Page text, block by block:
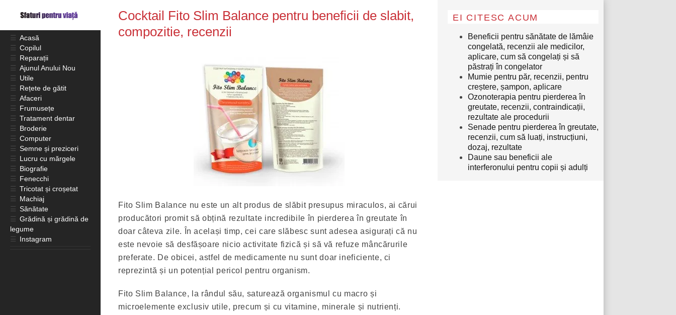
Cocktail Fito Slim Balance pentru beneficii de slabit,
compozitie, recenzii
Fito Slim Balance nu este un alt produs de slăbit presupus miraculos, ai cărui
producători promit să obțină rezultate incredibile în pierderea în greutate în
doar câteva zile. În același timp, cei care slăbesc sunt adesea asigurați că nu
este nevoie să desfășoare nicio activitate fizică și să vă refuze mâncărurile
preferate. De obicei, astfel de medicamente nu sunt doar ineficiente, ci
reprezintă și un potențial pericol pentru organism.
Fito Slim Balance, la rândul său, saturează organismul cu macro și
microelemente exclusiv utile, precum și cu vitamine, minerale și nutrienți.
EI CITESC ACUM
Beneficii pentru sănătate de lămâie
congelată, recenzii ale medicilor,
aplicare, cum să congelați și să
păstrați în congelator
Mumie pentru păr, recenzii, pentru
creștere, șampon, aplicare
Ozonoterapia pentru pierderea în
greutate, recenzii, contraindicații,
rezultate ale procedurii
Senade pentru pierderea în greutate,
recenzii, cum să luați, instrucțiuni,
dozaj, rezultate
Daune sau beneficii ale
interferonului pentru copii și adulți
☰ Acasă
☰ Copilul
☰ Reparații
☰ Ajunul Anului Nou
☰ Utile
☰ Rețete de gătit
☰ Afaceri
☰ Frumusețe
☰ Tratament dentar
☰ Broderie
☰ Computer
☰ Semne și preziceri
☰ Lucru cu mărgele
☰ Biografie
☰ Fenecchi
☰ Tricotat și croșetat
☰ Machiaj
☰ Sănătate
☰ Grădină și grădină de
legume
☰ Instagram